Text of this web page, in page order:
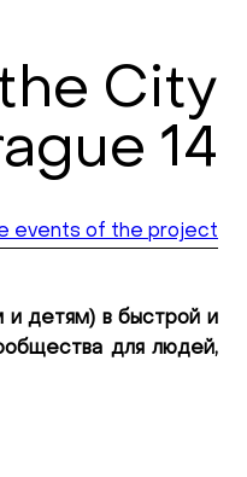
City
14
events of the project
и детям) в быстрой и
для людей,